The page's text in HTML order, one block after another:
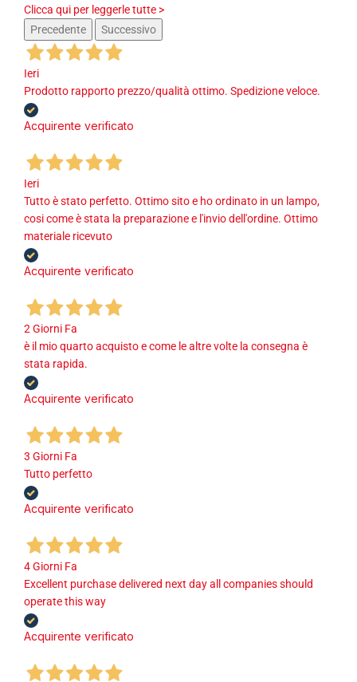
Clicca qui per leggerle tutte >
Precedente
Successivo
Ieri
Prodotto rapporto prezzo/qualità ottimo. Spedizione veloce.
Acquirente verificato
Ieri
Tutto è stato perfetto. Ottimo sito e ho ordinato in un lampo,
cosi come è stata la preparazione e l'invio dell'ordine. Ottimo
materiale ricevuto
Acquirente verificato
2 Giorni Fa
è il mio quarto acquisto e come le altre volte la consegna è
stata rapida.
Acquirente verificato
3 Giorni Fa
Tutto perfetto
Acquirente verificato
4 Giorni Fa
Excellent purchase delivered next day all companies should
operate this way
Acquirente verificato